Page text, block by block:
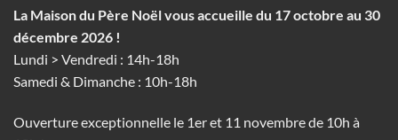
La Maison du Père Noël vous accueille du 17 octobre au 30
décembre 2026 !
Lundi > Vendredi : 14h-18h
Samedi & Dimanche : 10h-18h
Ouverture exceptionnelle le 1er et 11 novembre de 10h à